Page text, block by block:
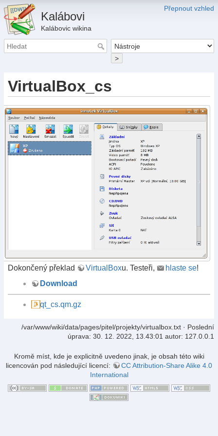
Přepnout vzhled
Kalábovi
Kalábovic wikina
>
VirtualBox_cs
Dokončený překlad VirtualBoxu. Testeři, hlaste se!
Download
qt_cs.qm.gz
/var/www/wiki/data/pages/pitel/projekty/virtualbox.txt · Poslední
úprava: 30. 12. 2022, 13.43:01 autor: 127.0.0.1
Kromě míst, kde je explicitně uvedeno jinak, je obsah této wiki
licencován pod následující licencí:
CC Attribution-Share Alike 4.0
International